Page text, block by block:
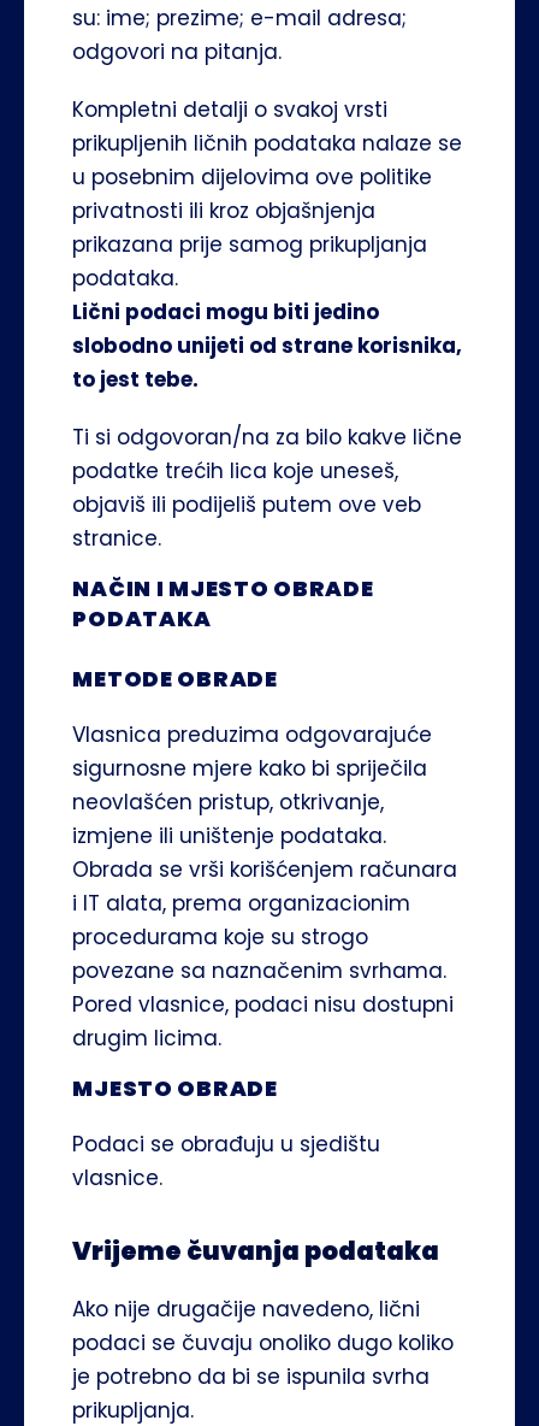
su: ime; prezime; e-mail adresa;
odgovori na pitanja.
Kompletni detalji o svakoj vrsti
prikupljenih ličnih podataka nalaze se
u posebnim dijelovima ove politike
privatnosti ili kroz objašnjenja
prikazana prije samog prikupljanja
podataka.
Lični podaci mogu biti jedino
slobodno unijeti od strane korisnika,
to jest tebe.
Ti si odgovoran/na za bilo kakve lične
podatke trećih lica koje uneseš,
objaviš ili podijeliš putem ove veb
stranice.
NAČIN I MJESTO OBRADE
PODATAKA
METODE OBRADE
Vlasnica preduzima odgovarajuće
sigurnosne mjere kako bi spriječila
neovlašćen pristup, otkrivanje,
izmjene ili uništenje podataka.
Obrada se vrši korišćenjem računara
i IT alata, prema organizacionim
procedurama koje su strogo
povezane sa naznačenim svrhama.
Pored vlasnice, podaci nisu dostupni
drugim licima.
MJESTO OBRADE
Podaci se obrađuju u sjedištu
vlasnice.
Vrijeme čuvanja podataka
Ako nije drugačije navedeno, lični
podaci se čuvaju onoliko dugo koliko
je potrebno da bi se ispunila svrha
prikupljanja.